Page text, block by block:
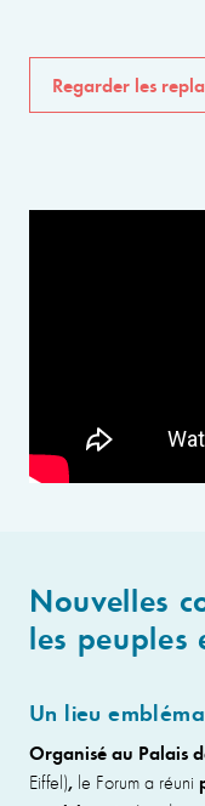
Regarder les
Nouvelles
les peuples
Un lieu
Organisé au Palais
Eiffel), le Forum a réuni